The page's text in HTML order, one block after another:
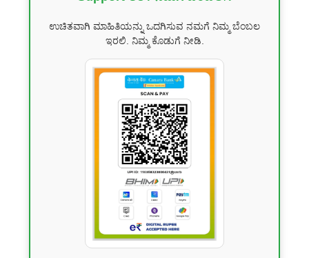
ಉಚಿತವಾಗಿ ಮಾಹಿತಿಯನ್ನು ಒದಗಿಸುವ ನಮಗೆ ನಿಮ್ಮ ಬೆಂಬಲ
ಇರಲಿ. ನಿಮ್ಮ ಕೊಡುಗೆ ನೀಡಿ.